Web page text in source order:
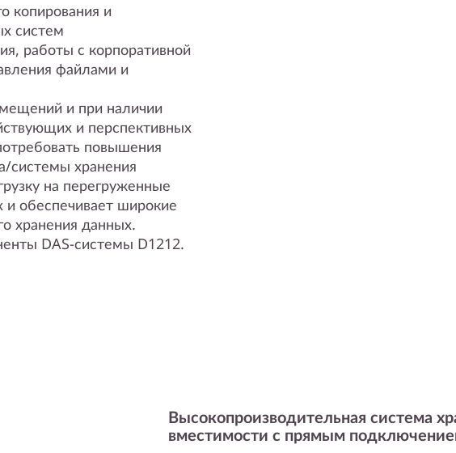
копирования и
систем
работы с корпоративной
файлами и
и при наличии
и перспективных
повышения
системы хранения
на перегруженные
и обеспечивает широкие
хранения данных.
DAS-системы D1212.
Высокопроизводительная система
вместимости с прямым